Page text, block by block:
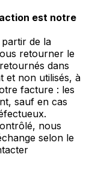
est notre
de la
retourner le
dans
et non utilisés, à
facture : les
sauf en cas
nous
selon le